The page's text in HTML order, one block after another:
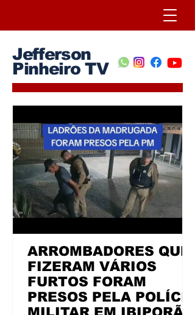
ARROMBADORES QUE
FIZERAM VÁRIOS
FURTOS FORAM
PRESOS PELA POLÍCIA
Jefferson
Pinheiro TV